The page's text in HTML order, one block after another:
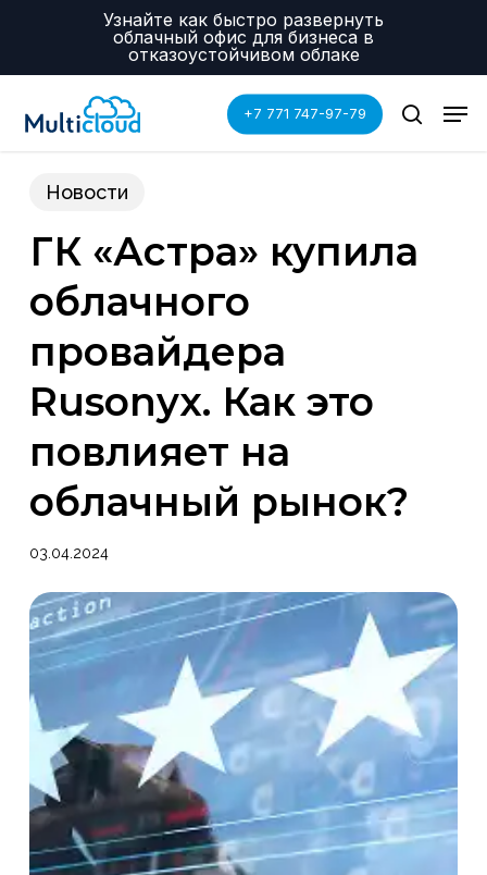
Узнайте как быстро развернуть
облачный офис для бизнеса в
отказоустойчивом облаке
+7 771 747-97-79
search
Новости
ГК «Астра» купила
облачного
провайдера
Rusonyх. Как это
повлияет на
облачный рынок?
03.04.2024